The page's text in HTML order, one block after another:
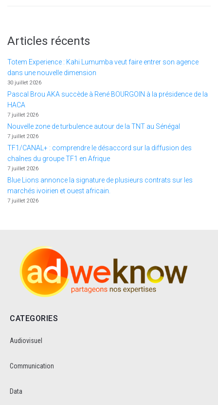
Articles récents
Totem Experience : Kahi Lumumba veut faire entrer son agence
dans une nouvelle dimension
30 juillet 2026
Pascal Brou AKA succède à René BOURGOIN à la présidence de la
HACA
7 juillet 2026
Nouvelle zone de turbulence autour de la TNT au Sénégal
7 juillet 2026
TF1/CANAL+ : comprendre le désaccord sur la diffusion des
chaînes du groupe TF1 en Afrique
7 juillet 2026
Blue Lions annonce la signature de plusieurs contrats sur les
marchés ivoirien et ouest africain.
7 juillet 2026
CATEGORIES
Audiovisuel
Communication
Data